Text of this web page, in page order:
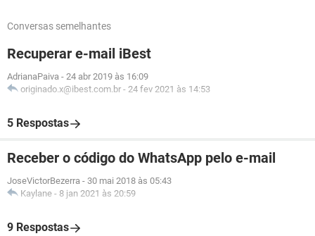
Conversas semelhantes
Recuperar e-mail iBest
AdrianaPaiva - 24 abr 2019 às 16:09
originado.x@ibest.com.br - 24 fev 2021 às 14:53
5 Respostas
Receber o código do WhatsApp pelo e-mail
JoseVictorBezerra - 30 mai 2018 às 05:43
Kaylane - 8 jan 2021 às 20:59
9 Respostas